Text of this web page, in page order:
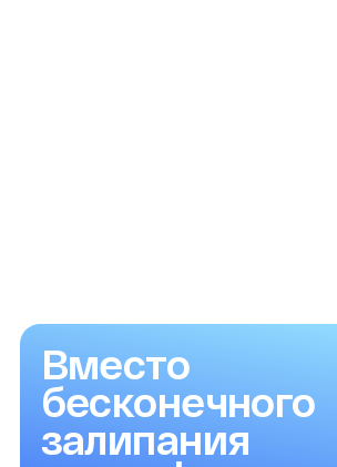
Информационные партнеры